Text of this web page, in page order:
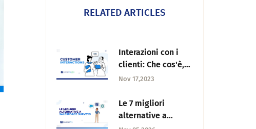
RELATED ARTICLES
Interazioni con i
clienti: Che cos'è,
importanza,
Nov 17,2023
Le 7 migliori
alternative a